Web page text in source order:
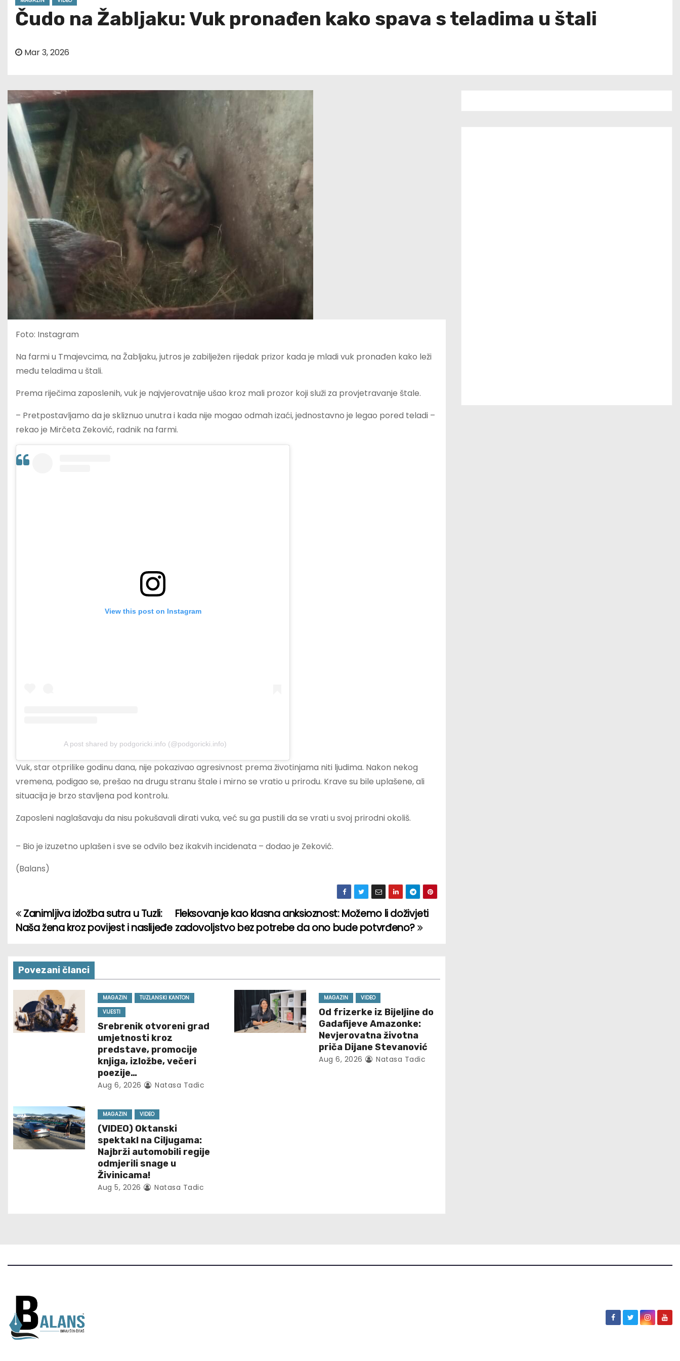
Čudo na Žabljaku: Vuk pronađen kako spava s teladima u štali
Mar 3, 2026
Foto: Instagram
Na farmi u Tmajevcima, na Žabljaku, jutros je zabilježen rijedak prizor kada je mladi vuk pronađen kako leži
među teladima u štali.
Prema riječima zaposlenih, vuk je najvjerovatnije ušao kroz mali prozor koji služi za provjetravanje štale.
– Pretpostavljamo da je skliznuo unutra i kada nije mogao odmah izaći, jednostavno je legao pored teladi –
rekao je Mirčeta Zeković, radnik na farmi.
View this post on Instagram
A post shared by podgoricki.info (@podgoricki.info)
Vuk, star otprilike godinu dana, nije pokazivao agresivnost prema životinjama niti ljudima. Nakon nekog
vremena, podigao se, prešao na drugu stranu štale i mirno se vratio u prirodu. Krave su bile uplašene, ali
situacija je brzo stavljena pod kontrolu.
Zaposleni naglašavaju da nisu pokušavali dirati vuka, već su ga pustili da se vrati u svoj prirodni okoliš.
– Bio je izuzetno uplašen i sve se odvilo bez ikakvih incidenata – dodao je Zeković.
(Balans)
P
s
t
n
a
a
t
i
Fleksovanje kao klasna anksioznost: Možemo li doživjeti
zadovoljstvo bez potrebe da ono bude potvrđeno?
Zanimljiva izložba sutra u Tuzli:
Naša žena kroz povijest i naslijeđe
Povezani članci
MAGAZIN
TUZLANSKI KANTON
VIJESTI
Srebrenik otvoreni grad
umjetnosti kroz
predstave, promocije
knjiga, izložbe, večeri
poezije…
Aug 6, 2026 Natasa Tadic
MAGAZIN VIDEO
Od frizerke iz Bijeljine do
Gadafijeve Amazonke:
Nevjerovatna životna
priča Dijane Stevanović
Aug 6, 2026 Natasa Tadic
MAGAZIN VIDEO
(VIDEO) Oktanski
spektakl na Ciljugama:
Najbrži automobili regije
odmjerili snage u
Živinicama!
Aug 5, 2026 Natasa Tadic